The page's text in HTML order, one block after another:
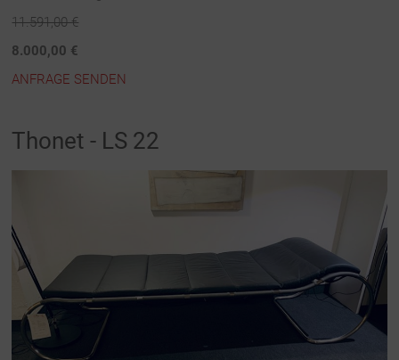
11.591,00 €
8.000,00 €
ANFRAGE SENDEN
Thonet - LS 22